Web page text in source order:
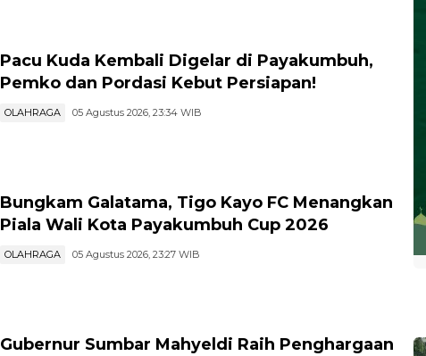
Pacu Kuda Kembali Digelar di Payakumbuh,
Pemko dan Pordasi Kebut Persiapan!
OLAHRAGA 05 Agustus 2026, 23:34 WIB
Bungkam Galatama, Tigo Kayo FC Menangkan
Piala Wali Kota Payakumbuh Cup 2026
OLAHRAGA 05 Agustus 2026, 23:27 WIB
Gubernur Sumbar Mahyeldi Raih Penghargaan